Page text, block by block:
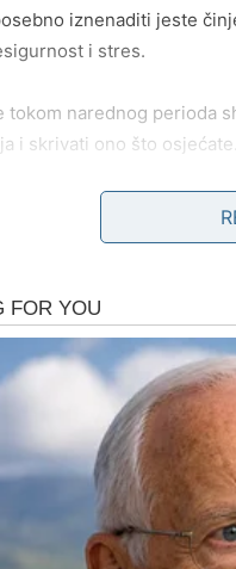
iznenaditi jeste
i stres.
tokom narednog perioda
i skrivati ono što osjećate.
i mogućnost povratka
mnogo jasnije vidjeti
umor i nesigurnost.
konačno će uspjeti
razgovori, više